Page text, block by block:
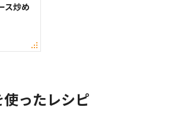
ス炒め
ったレシピ